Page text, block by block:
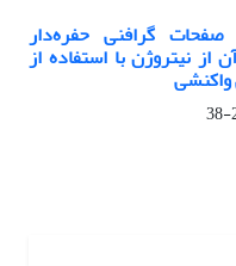
گرافنی حفره‌دار
نیتروژن با استفاده از
واکنشی